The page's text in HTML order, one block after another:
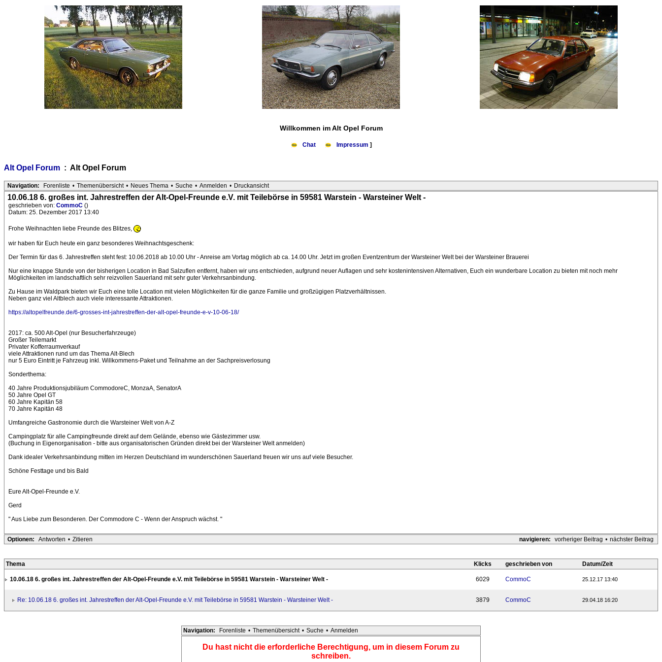
Willkommen im Alt Opel Forum
Chat Impressum ]
Alt Opel Forum : Alt Opel Forum
Navigation: Forenliste • Themenübersicht • Neues Thema • Suche • Anmelden • Druckansicht
10.06.18 6. großes int. Jahrestreffen der Alt-Opel-Freunde e.V. mit Teilebörse in 59581 Warstein - Warsteiner Welt -
geschrieben von: CommoC ()
Datum: 25. Dezember 2017 13:40
Frohe Weihnachten liebe Freunde des Blitzes,
wir haben für Euch heute ein ganz besonderes Weihnachtsgeschenk:
Der Termin für das 6. Jahrestreffen steht fest: 10.06.2018 ab 10.00 Uhr - Anreise am Vortag möglich ab ca. 14.00 Uhr. Jetzt im großen Eventzentrum der Warsteiner Welt bei der Warsteiner Brauerei
Nur eine knappe Stunde von der bisherigen Location in Bad Salzuflen entfernt, haben wir uns entschieden, aufgrund neuer Auflagen und sehr kostenintensiven Alternativen, Euch ein wunderbare Location zu bieten mit noch mehr
Möglichkeiten im landschaftlich sehr reizvollen Sauerland mit sehr guter Verkehrsanbindung.
Zu Hause im Waldpark bieten wir Euch eine tolle Location mit vielen Möglichkeiten für die ganze Familie und großzügigen Platzverhältnissen.
Neben ganz viel Altblech auch viele interessante Attraktionen.
https://altopelfreunde.de/6-grosses-int-jahrestreffen-der-alt-opel-freunde-e-v-10-06-18/
2017: ca. 500 Alt-Opel (nur Besucherfahrzeuge)
Großer Teilemarkt
Privater Kofferraumverkauf
viele Attraktionen rund um das Thema Alt-Blech
nur 5 Euro Eintritt je Fahrzeug inkl. Willkommens-Paket und Teilnahme an der Sachpreisverlosung
Sonderthema:
40 Jahre Produktionsjubiläum CommodoreC, MonzaA, SenatorA
50 Jahre Opel GT
60 Jahre Kapitän 58
70 Jahre Kapitän 48
Umfangreiche Gastronomie durch die Warsteiner Welt von A-Z
Campingplatz für alle Campingfreunde direkt auf dem Gelände, ebenso wie Gästezimmer usw.
(Buchung in Eigenorganisation - bitte aus organisatorischen Gründen direkt bei der Warsteiner Welt anmelden)
Dank idealer Verkehrsanbindung mitten im Herzen Deutschland im wunderschönen Sauerland freuen wir uns auf viele Besucher.
Schöne Festtage und bis Bald
Eure Alt-Opel-Freunde e.V.
Gerd
" Aus Liebe zum Besonderen. Der Commodore C - Wenn der Anspruch wächst. "
navigieren: vorheriger Beitrag • nächster Beitrag
Optionen: Antworten • Zitieren
Thema Klicks geschrieben von Datum/Zeit
10.06.18 6. großes int. Jahrestreffen der Alt-Opel-Freunde e.V. mit Teilebörse in 59581 Warstein - Warsteiner Welt - 6029 CommoC 25.12.17 13:40
Re: 10.06.18 6. großes int. Jahrestreffen der Alt-Opel-Freunde e.V. mit Teilebörse in 59581 Warstein - Warsteiner Welt - 3879 CommoC 29.04.18 16:20
Navigation: Forenliste • Themenübersicht • Suche • Anmelden
Du hast nicht die erforderliche Berechtigung, um in diesem Forum zu
schreiben.